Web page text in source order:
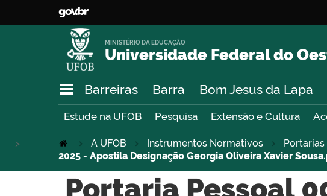
Universidade Federal do
MINISTÉRIO DA EDUCAÇÃO
Barreiras Barra Bom Jesus da Lapa
Estude na UFOB Pesquisa Extensão e Cultura
A UFOB Instrumentos Normativos Portarias
>
2025 - Apostila Designação Georgia Oliveira Xavier
Portaria Pessoal